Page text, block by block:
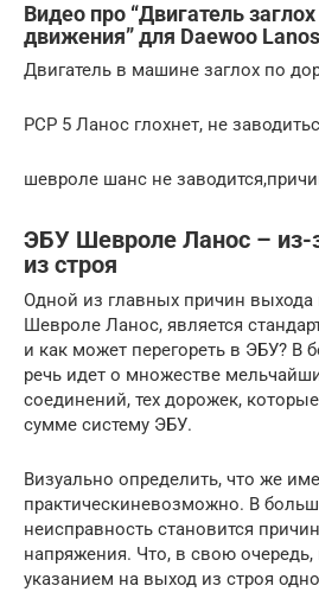
Видео про “Двигатель
движения” для Daewoo Lanos
Двигатель в машине заглох по
РСР 5 Ланос глохнет, не
шевроле шанс не
ЭБУ Шевроле Ланос – из-
из строя
Одной из главных причин выхода
Шевроле Ланос, является
и как может перегореть в ЭБУ? В
речь идет о множестве
соединений, тех дорожек,
сумме систему ЭБУ.
Визуально определить, что же
практическиневозможно. В
неисправность становится
напряжения. Что, в свою очередь,
указанием на выход из строя